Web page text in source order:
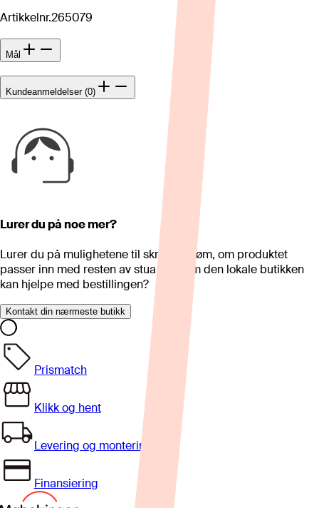
Artikkelnr.265079
Mål
Kundeanmeldelser (0)
Lurer du på noe mer?
Lurer du på mulighetene til skreddersøm, om produktet
passer inn med resten av stua eller om den lokale butikken
kan hjelpe med bestillingen?
Kontakt din nærmeste butikk
Prismatch
Klikk og hent
Levering og montering
Finansiering